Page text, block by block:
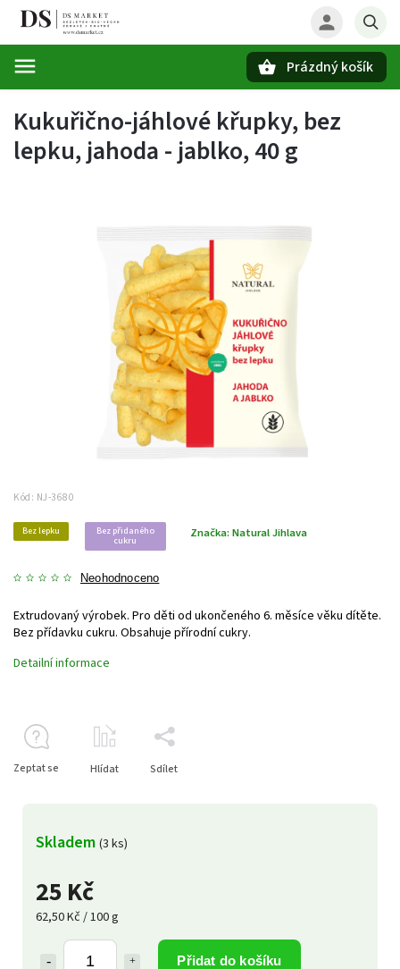
Prázdný košík
Kukuřično-jáhlové křupky, bez
lepku, jahoda - jablko, 40 g
Kód: NJ-3680
Bez lepku Bez přidaného
cukru
Neohodnoceno
Značka: Natural Jihlava
25 Kč
62,50 Kč / 100 g
Přidat do košíku
Skladem (3 ks)
Extrudovaný výrobek. Pro děti od ukončeného 6. měsíce věku dítěte.
Bez přídavku cukru. Obsahuje přírodní cukry.
Detailní informace
Zeptat se Hlídat Sdílet